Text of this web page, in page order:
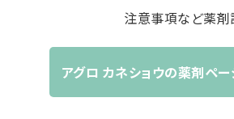
注意事項など薬剤
アグロ カネショウの薬剤ペ